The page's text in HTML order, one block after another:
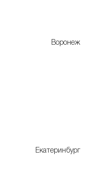
Воронеж
Екатеринбург